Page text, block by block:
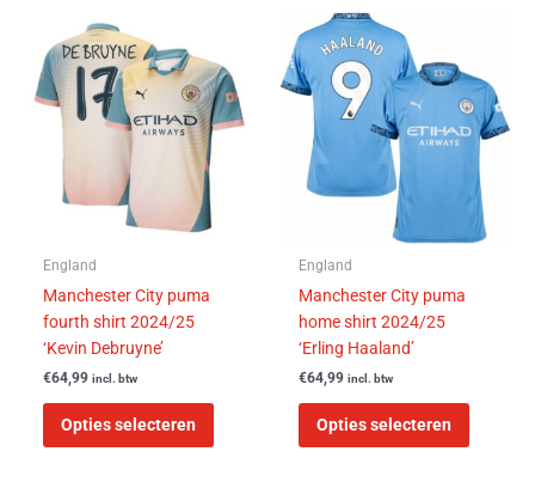
England
Manchester City puma
fourth shirt 2024/25
‘Kevin Debruyne’
€64,99 incl. btw
Opties selecteren
heeft
meerdere
variaties.
productpagina
England
Manchester City puma
home shirt 2024/25
‘Erling Haaland’
€64,99 incl. btw
Opties selecteren
heeft
optie
kan
gekozen